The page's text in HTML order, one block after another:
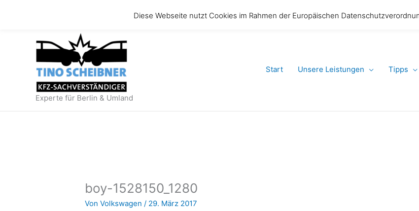
Tel.
Experte für Berlin & Umland
Start Unsere Leistungen Tipps
boy-1528150_1280
VonVolkswagen/ 29. März 2017
Diese Webseite nutzt Cookies im Rahmen der Europäischen